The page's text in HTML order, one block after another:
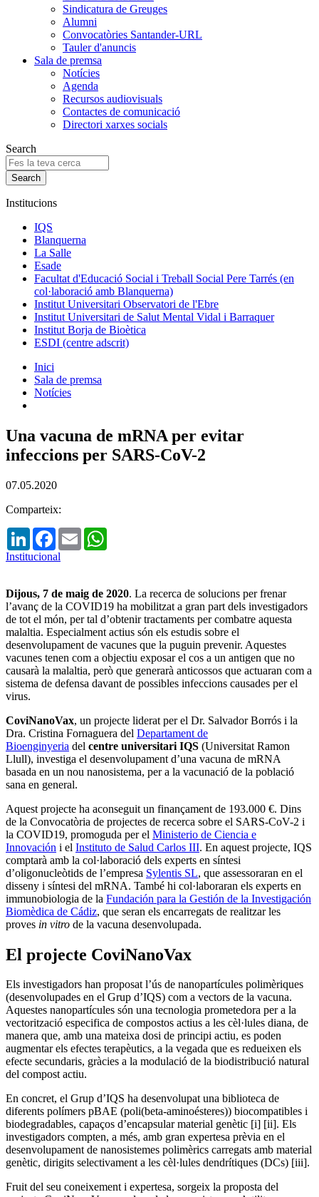
Sindicatura de Greuges
Alumni
Convocatòries Santander-URL
Tauler d'anuncis
Sala de premsa
Notícies
Agenda
Recursos audiovisuals
Contactes de comunicació
Directori xarxes socials
Search
Institucions
IQS
Blanquerna
La Salle
Esade
Facultat d'Educació Social i Treball Social Pere Tarrés (en
col·laboració amb Blanquerna)
Institut Universitari Observatori de l'Ebre
Institut Universitari de Salut Mental Vidal i Barraquer
Institut Borja de Bioètica
ESDI (centre adscrit)
Inici
Sala de premsa
Notícies
Una vacuna de mRNA per evitar
infeccions per SARS-CoV-2
07.05.2020
Comparteix:
LinkedInFacebook
Email
Institucional
Dijous, 7 de maig de 2020. La recerca de solucions per frenar
l’avanç de la COVID19 ha mobilitzat a gran part dels investigadors
de tot el món, per tal d’obtenir tractaments per combatre aquesta
malaltia. Especialment actius són els estudis sobre el
desenvolupament de vacunes que la puguin prevenir. Aquestes
vacunes tenen com a objectiu exposar el cos a un antigen que no
causarà la malaltia, però que generarà anticossos que actuaran com a
sistema de defensa davant de possibles infeccions causades per el
virus.
CoviNanoVax, un projecte liderat per el Dr. Salvador Borrós i la
Dra. Cristina Fornaguera del Departament de
Bioenginyeria del centre universitari IQS (Universitat Ramon
Llull), investiga el desenvolupament d’una vacuna de mRNA
basada en un nou nanosistema, per a la vacunació de la població
sana en general.
Aquest projecte ha aconseguit un finançament de 193.000 €. Dins
de la Convocatòria de projectes de recerca sobre el SARS-CoV-2 i
la COVID19, promoguda per el Ministerio de Ciencia e
Innovación i el Instituto de Salud Carlos III. En aquest projecte, IQS
comptarà amb la col·laboració dels experts en síntesi
d’oligonucleòtids de l’empresa Sylentis SL, que assessoraran en el
disseny i síntesi del mRNA. També hi col·laboraran els experts en
immunobiologia de la Fundación para la Gestión de la Investigación
Biomèdica de Cádiz, que seran els encarregats de realitzar les
proves in vitro de la vacuna desenvolupada.
El projecte CoviNanoVax
Els investigadors han proposat l’ús de nanopartícules polimèriques
(desenvolupades en el Grup d’IQS) com a vectors de la vacuna.
Aquestes nanopartícules són una tecnologia prometedora per a la
vectorització especifica de compostos actius a les cèl·lules diana, de
manera que, amb una mateixa dosi de principi actiu, es poden
augmentar els efectes terapèutics, a la vegada que es redueixen els
efecte secundaris, gràcies a la modulació de la biodistribució natural
del compost actiu.
En concret, el Grup d’IQS ha desenvolupat una biblioteca de
diferents polímers pBAE (poli(beta-aminoésteres)) biocompatibles i
biodegradables, capaços d’encapsular material genètic [i] [ii]. Els
investigadors compten, a més, amb gran expertesa prèvia en el
desenvolupament de nanosistemes polimèrics carregats amb material
genètic, dirigits selectivament a les cèl·lules dendrítiques (DCs) [iii].
Fruit del seu coneixement i expertesa, sorgeix la proposta del